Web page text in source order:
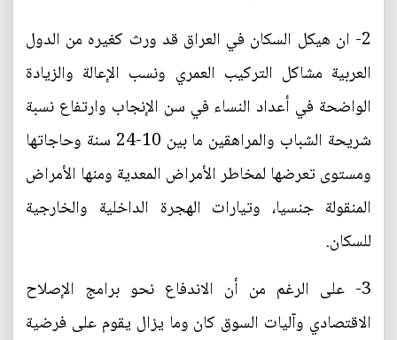
2- ان هيكل السكان في العراق قد ورث كغيره من الدول
العربية مشاكل التركيب العمري ونسب الإعالة والزيادة
الواضحة في أعداد النساء في سن الإنجاب وارتفاع نسبة
شريحة الشباب والمراهقين ما بين 10-24 سنة وحاجاتها
ومستوى تعرضها لمخاطر الأمراض المعدية ومنها الأمراض
المنقولة جنسيا، وتيارات الهجرة الداخلية والخارجية
للسكان.
3- على الرغم من أن الاندفاع نحو برامج الإصلاح
الاقتصادي وآليات السوق كان وما يزال يقوم على فرضية